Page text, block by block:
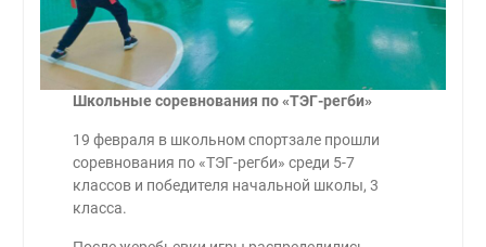
Школьные соревнования по «ТЭГ-регби»
19 февраля в школьном спортзале прошли
соревнования по «ТЭГ-регби» среди 5-7
классов и победителя начальной школы, 3
класса.